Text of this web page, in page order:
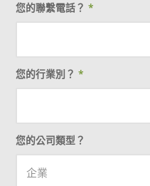
您的聯繫電話？*
您的行業別？*
您的公司類型？